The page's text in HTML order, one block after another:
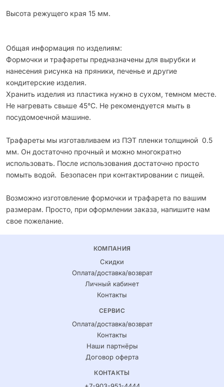
Высота режущего края 15 мм.
Общая информация по изделиям:
Формочки и трафареты предназначены для вырубки и
нанесения рисунка на пряники, печенье и другие
кондитерские изделия.
Хранить изделия из пластика нужно в сухом, темном месте.
Не нагревать свыше 45°С. Не рекомендуется мыть в
посудомоечной машине.
Трафареты мы изготавливаем из ПЭТ пленки толщиной 0.5
мм. Он достаточно прочный и можно многократно
использовать. После использования достаточно просто
помыть водой. Безопасен при контактировании с пищей.
Возможно изготовление формочки и трафарета по вашим
размерам. Просто, при оформлении заказа, напишите нам
свое пожелание.
КОМПАНИЯ
Скидки
Оплата/доставка/возврат
Личный кабинет
Контакты
СЕРВИС
Оплата/доставка/возврат
Контакты
Наши партнёры
Договор оферта
КОНТАКТЫ